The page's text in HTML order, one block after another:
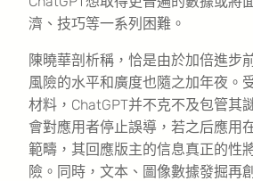
濟、技巧等一系列困難。
陳曉華剖析稱，恰是由於加倍進步
風險的水平和廣度也隨之加年夜。
材料，ChatGPT并不克不及包管其
會對應用者停止誤導，若之后應用
範疇，其回應版主的信息真正的性
險。同時，文本、圖像數據發掘再